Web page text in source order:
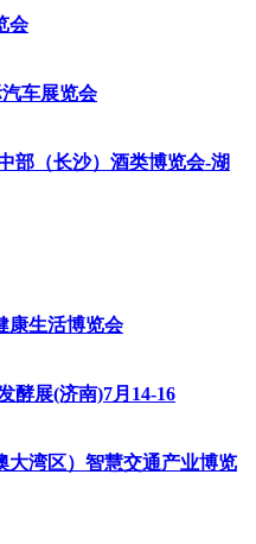
会
车展览会
部（长沙）酒类博览会-湖
康生活博览会
酵展(济南)7月14-16
大湾区）智慧交通产业博览